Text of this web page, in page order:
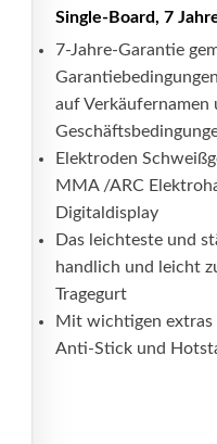
Single-Board, 7
7-Jahre-Garantie
auf Verkäufernamen
Elektroden
MMA /ARC
Digitaldisplay
Das leichteste und
handlich und leicht
Tragegurt
Mit wichtigen extras
Anti-Stick und